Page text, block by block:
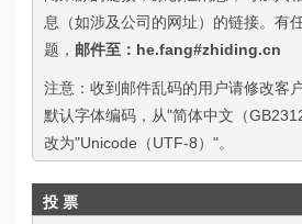
息（如涉及公司的网址）的链接。有
题， 邮件至：he.fang#zhiding.cn
注意：收到邮件乱码的用户请修改客
默认字体编码，从"简体中文（
改为"Unicode（UTF-8）"。
投 票